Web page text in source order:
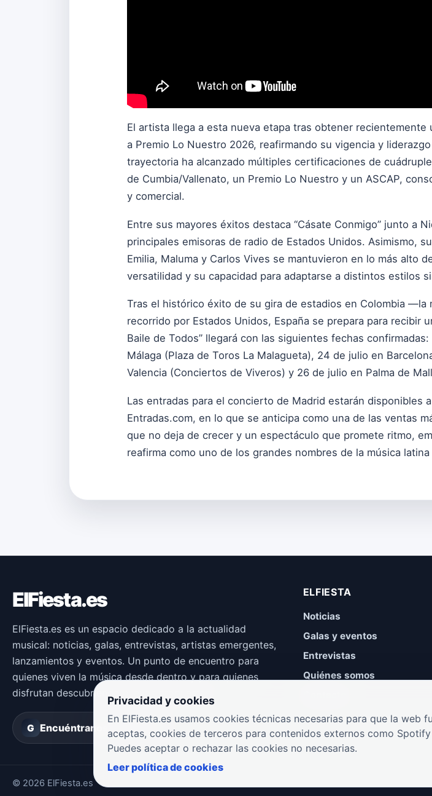
El artista llega a esta nueva etapa tras obtener
a Premio Lo Nuestro 2026, reafirmando su vigencia y
trayectoria ha alcanzado múltiples certificaciones de
de Cumbia/Vallenato, un Premio Lo Nuestro y un ASCAP,
y comercial.
Entre sus mayores éxitos destaca “Cásate Conmigo” junto a
principales emisoras de radio de Estados Unidos. Asimismo,
Emilia, Maluma y Carlos Vives se mantuvieron en lo más alto
versatilidad y su capacidad para adaptarse a distintos estilos
Tras el histórico éxito de su gira de estadios en Colombia
recorrido por Estados Unidos, España se prepara para recibir
Baile de Todos” llegará con las siguientes fechas
Málaga (Plaza de Toros La Malagueta), 24 de julio en
Valencia (Conciertos de Viveros) y 26 de julio en Palma de
Las entradas para el concierto de Madrid estarán disponibles
Entradas.com, en lo que se anticipa como una de las ventas
que no deja de crecer y un espectáculo que promete ritmo,
reafirma como uno de los grandes nombres de la música
ElFiesta.es
ElFiesta.es es un espacio dedicado a la actualidad
musical: noticias, galas, entrevistas, artistas emergentes,
lanzamientos y eventos. Un punto de encuentro para
quienes viven la música desde dentro y para quienes
disfrutan descubriendo nuevas propuestas.
G Encuéntranos en Groover
ELFIESTA
Noticias
Galas y eventos
Entrevistas
Quiénes somos
© 2026 ElFiesta.es
Privacidad y cookies
En ElFiesta.es usamos cookies técnicas necesarias para que la web
aceptas, cookies de terceros para contenidos externos como
Puedes aceptar o rechazar las cookies no necesarias.
Leer política de cookies